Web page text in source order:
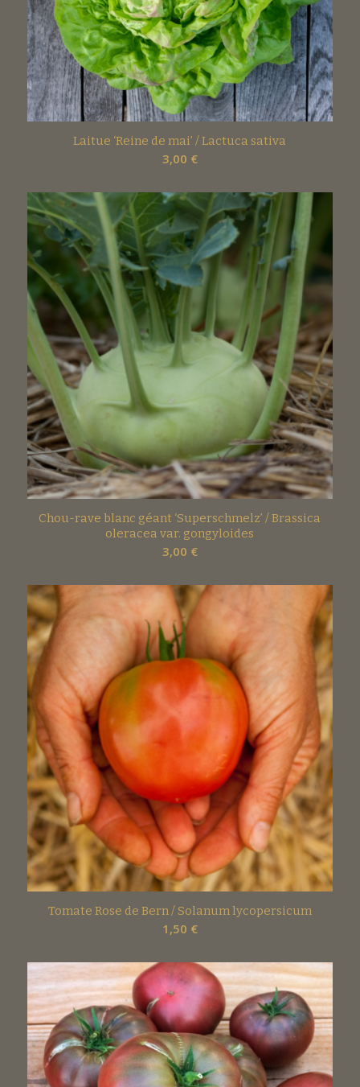
Laitue ‘Reine de mai’ / Lactuca sativa
3,00 €
Chou-rave blanc géant ‘Superschmelz’ / Brassica
oleracea var. gongyloides
3,00 €
Tomate Rose de Bern / Solanum lycopersicum
1,50 €